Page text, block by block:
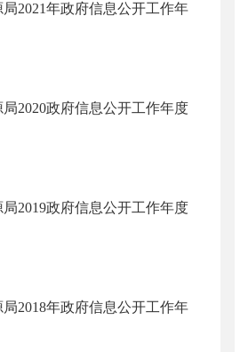
2021年政府信息公开工作年
2020政府信息公开工作年度
2019政府信息公开工作年度
2018年政府信息公开工作年